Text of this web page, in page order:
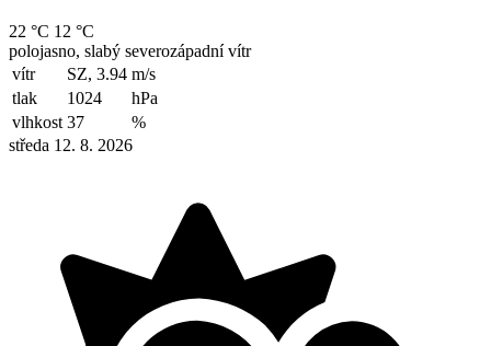
22 °C 12 °C
polojasno, slabý severozápadní vítr
vítr
SZ, 3.94 m/s
tlak
1024
hPa
vlhkost 37
%
středa 12. 8. 2026